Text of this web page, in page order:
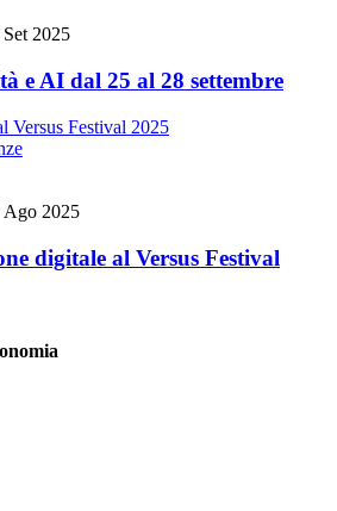
2025
e AI dal 25 al 28 settembre
Ago 2025
digitale al Versus Festival